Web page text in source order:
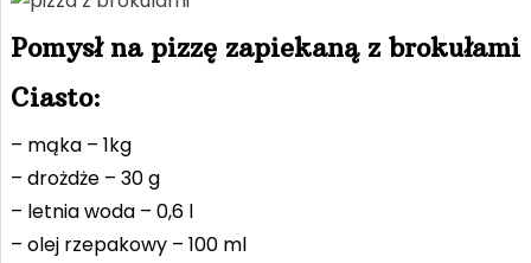
Pomysł na pizzę zapiekaną z brokułami
Ciasto:
– mąka – 1kg
– drożdże – 30 g
– letnia woda – 0,6 l
– olej rzepakowy – 100 ml